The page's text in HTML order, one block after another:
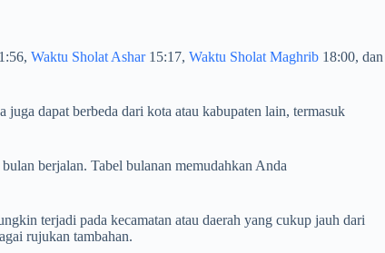
Waktu Sholat Ashar15:17, Waktu Sholat Maghrib 18:00, dan
dapat berbeda dari kota atau kabupaten lain, termasuk
berjalan. Tabel bulanan memudahkan Anda
terjadi pada kecamatan atau daerah yang cukup jauh dari
rujukan tambahan.